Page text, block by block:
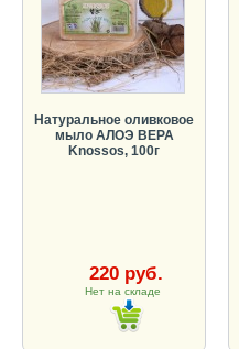
Натуральное оливковое
мыло АЛОЭ ВЕРА
Knossos, 100г
220 руб.
Нет на складе